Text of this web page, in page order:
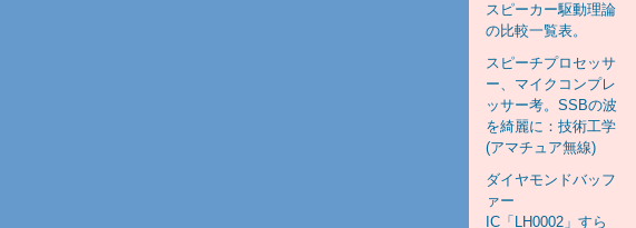
スピーカー駆動理論
の比較一覧表。
スピーチプロセッサ
ー、マイクコンプレ
ッサー考。SSBの波
を綺麗に：技術工学
(アマチュア無線)
ダイヤモンドバッフ
ァー
IC「LH0002」すら